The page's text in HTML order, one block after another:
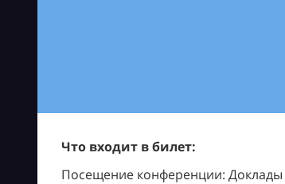
Что входит в билет:
Посещение конференции: Доклады